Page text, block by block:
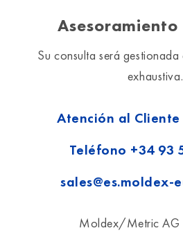
Su consulta será
exhaustiva.
Atención al
Teléfono +34 93
sales@es.moldex-
Moldex/Metric AG